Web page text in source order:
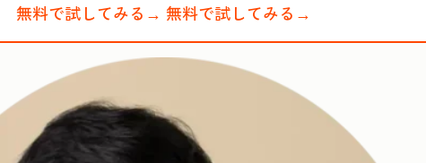
無料で試してみる→ 無料で試してみる→